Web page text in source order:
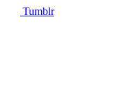
Tumblr